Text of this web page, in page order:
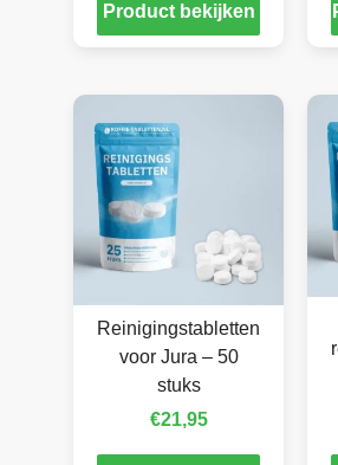
Product bekijken
Reinigingstabletten
voor Jura – 50
stuks
€21,95